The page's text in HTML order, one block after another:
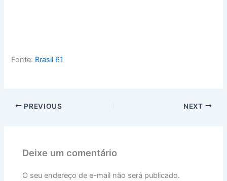
Fonte: Brasil 61
PREVIOUS NEXT
Deixe um comentário
O seu endereço de e-mail não será publicado.